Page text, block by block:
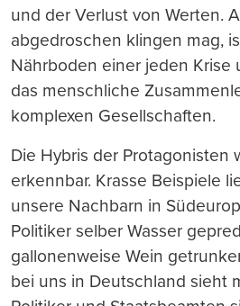
und der Verlust von Werten.
abgedroschen klingen mag,
Nährboden einer jeden Krise
das menschliche
komplexen Gesellschaften.
Die Hybris der Protagonisten
erkennbar. Krasse Beispiele
unsere Nachbarn in Sü
Politiker selber Wasser
gallonenweise Wein
bei uns in Deutschland sieht